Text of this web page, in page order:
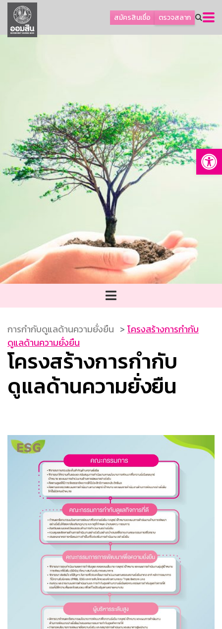
สมัครสินเชื่อ ตรวจสลาก
ลูกค้าธุรกิจ
ลูกค้าผู้ประกอบรายย่อย
การพัฒนาที่ยั่งยืน
ข่าวสาร
บริการทางการเงิน
อื่นๆ
ติดต่อเรา
บริการออนไลน์
TH
EN
GSB Society
การกำกับดูแลด้านความยั่งยืน
โครงสร้างการกำกับ
ดูแลด้านความยั่งยืน
โครงสร้างการกำกับ
ดูแลด้านความยั่งยืน